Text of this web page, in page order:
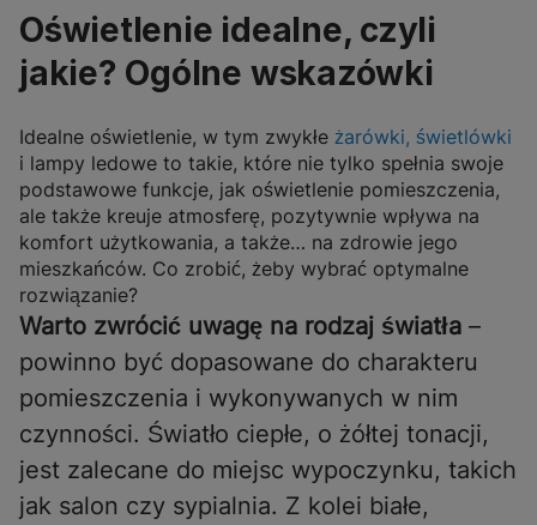
Oświetlenie idealne, czyli
jakie? Ogólne wskazówki
Idealne oświetlenie, w tym zwykłe żarówki, świetlówki
i lampy ledowe to takie, które nie tylko spełnia swoje
podstawowe funkcje, jak oświetlenie pomieszczenia,
ale także kreuje atmosferę, pozytywnie wpływa na
komfort użytkowania, a także… na zdrowie jego
mieszkańców. Co zrobić, żeby wybrać optymalne
rozwiązanie?
Warto zwrócić uwagę na rodzaj światła –
powinno być dopasowane do charakteru
pomieszczenia i wykonywanych w nim
czynności. Światło ciepłe, o żółtej tonacji,
jest zalecane do miejsc wypoczynku, takich
jak salon czy sypialnia. Z kolei białe,